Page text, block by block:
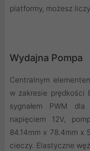
platformy, możesz
Wydajna Pompa
Centralnym
w zakresie prędkości
sygnałem PWM
napięciem 12V,
84.14mm x 78.4mm x
cieczy. Elastyczne